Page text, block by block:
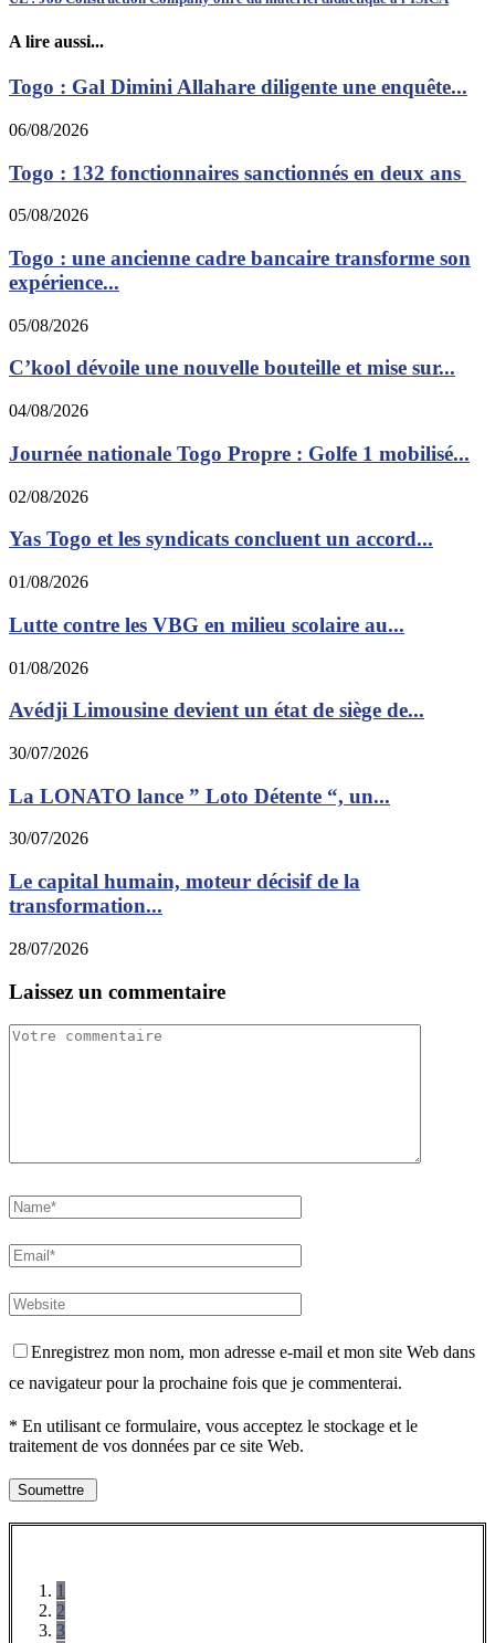
A lire aussi...
Togo : Gal Dimini Allahare diligente une enquête...
06/08/2026
Togo : 132 fonctionnaires sanctionnés en deux ans
05/08/2026
Togo : une ancienne cadre bancaire transforme son
expérience...
05/08/2026
C’kool dévoile une nouvelle bouteille et mise sur...
04/08/2026
Journée nationale Togo Propre : Golfe 1 mobilisé...
02/08/2026
Yas Togo et les syndicats concluent un accord...
01/08/2026
Lutte contre les VBG en milieu scolaire au...
01/08/2026
Avédji Limousine devient un état de siège de...
30/07/2026
La LONATO lance ” Loto Détente “, un...
30/07/2026
Le capital humain, moteur décisif de la
transformation...
28/07/2026
Laissez un commentaire
Enregistrez mon nom, mon adresse e-mail et mon site Web dans
ce navigateur pour la prochaine fois que je commenterai.
* En utilisant ce formulaire, vous acceptez le stockage et le
traitement de vos données par ce site Web.
1
2
3